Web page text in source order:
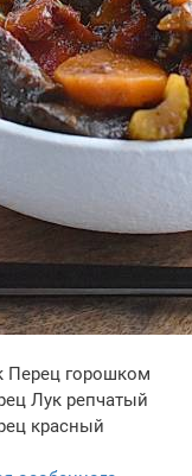
Перец горошком
Лук репчатый
красный